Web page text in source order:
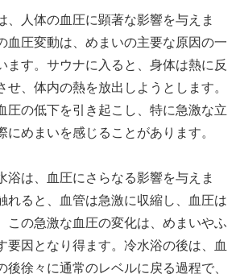
、人体の血圧に顕著な影響を与えま
血圧変動は、めまいの主要な原因の一
ます。サウナに入ると、身体は熱に反
せ、体内の熱を放出しようとします。
圧の低下を引き起こし、特に急激な立
にめまいを感じることがあります。
浴は、血圧にさらなる影響を与えま
れると、血管は急激に収縮し、血圧は
この急激な血圧の変化は、めまいやふ
要因となり得ます。冷水浴の後は、血
後徐々に通常のレベルに戻る過程で、